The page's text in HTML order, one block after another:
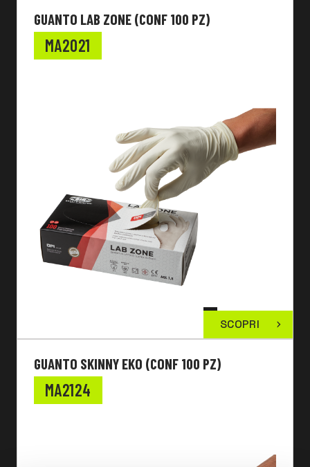
GUANTO LAB ZONE (CONF 100 PZ)
MA2021
SCOPRI
GUANTO SKINNY EKO (CONF 100 PZ)
MA2124